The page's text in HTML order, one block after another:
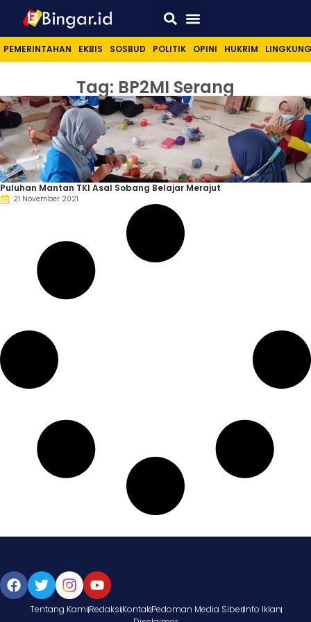
PEMERINTAHAN EKBIS SOSBUD POLITIK OPINI HUKRIM
Tag: BP2MI Serang
Puluhan Mantan TKI Asal Sobang Belajar Merajut
21 November 2021
Tentang KamiRedaksiKontakPedoman Media SiberInfo Iklan